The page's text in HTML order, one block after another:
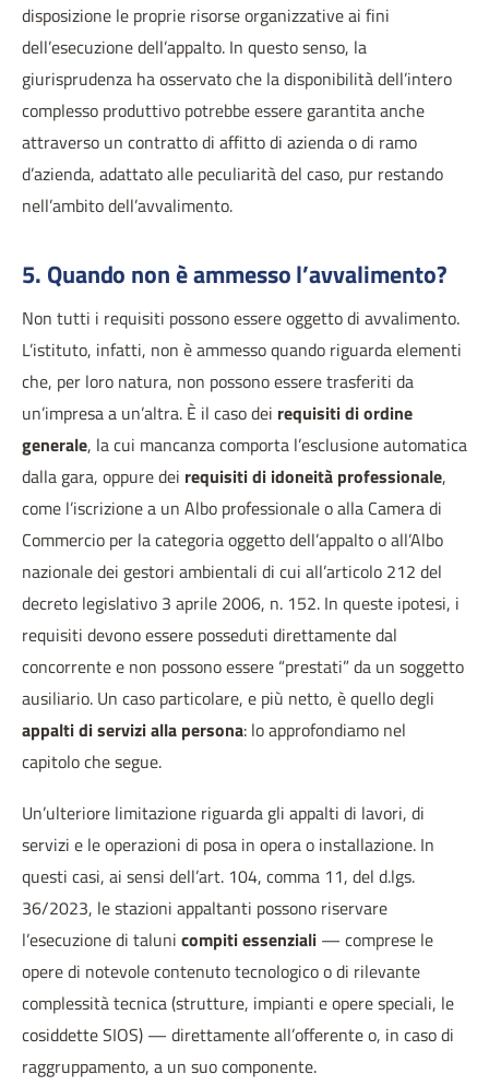
disposizione le proprie risorse organizzative ai fini
dell’esecuzione dell’appalto. In questo senso, la
giurisprudenza ha osservato che la disponibilità dell’intero
complesso produttivo potrebbe essere garantita anche
attraverso un contratto di affitto di azienda o di ramo
d’azienda, adattato alle peculiarità del caso, pur restando
nell’ambito dell’avvalimento.
5. Quando non è ammesso l’avvalimento?
Non tutti i requisiti possono essere oggetto di avvalimento.
L’istituto, infatti, non è ammesso quando riguarda elementi
che, per loro natura, non possono essere trasferiti da
un’impresa a un’altra. È il caso dei requisiti di ordine
generale, la cui mancanza comporta l’esclusione automatica
dalla gara, oppure dei requisiti di idoneità professionale,
come l’iscrizione a un Albo professionale o alla Camera di
Commercio per la categoria oggetto dell’appalto o all’Albo
nazionale dei gestori ambientali di cui all’articolo 212 del
decreto legislativo 3 aprile 2006, n. 152. In queste ipotesi, i
requisiti devono essere posseduti direttamente dal
concorrente e non possono essere “prestati” da un soggetto
ausiliario. Un caso particolare, e più netto, è quello degli
appalti di servizi alla persona: lo approfondiamo nel
capitolo che segue.
Un’ulteriore limitazione riguarda gli appalti di lavori, di
servizi e le operazioni di posa in opera o installazione. In
questi casi, ai sensi dell’art. 104, comma 11, del d.lgs.
36/2023, le stazioni appaltanti possono riservare
l’esecuzione di taluni compiti essenziali — comprese le
opere di notevole contenuto tecnologico o di rilevante
complessità tecnica (strutture, impianti e opere speciali, le
cosiddette SIOS) — direttamente all’offerente o, in caso di
raggruppamento, a un suo componente.